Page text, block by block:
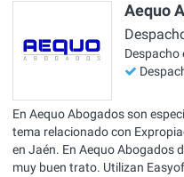
Aequo
Despacho
En Aequo Abogados son
tema relacionado con
en Jaén. En Aequo Abogados
muy buen trato. Utilizan